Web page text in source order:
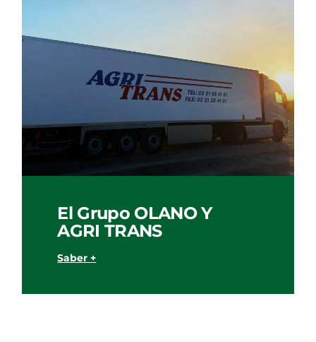
El Grupo OLANO Y
AGRI TRANS
Saber +